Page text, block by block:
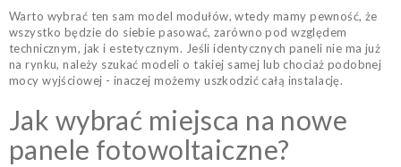
Warto wybrać ten sam model modułów, wtedy mamy pewność, że
wszystko będzie do siebie pasować, zarówno pod względem
technicznym, jak i estetycznym. Jeśli identycznych paneli nie ma już
na rynku, należy szukać modeli o takiej samej lub chociaż podobnej
mocy wyjściowej - inaczej możemy uszkodzić całą instalację.
Jak wybrać miejsca na nowe
panele fotowoltaiczne?